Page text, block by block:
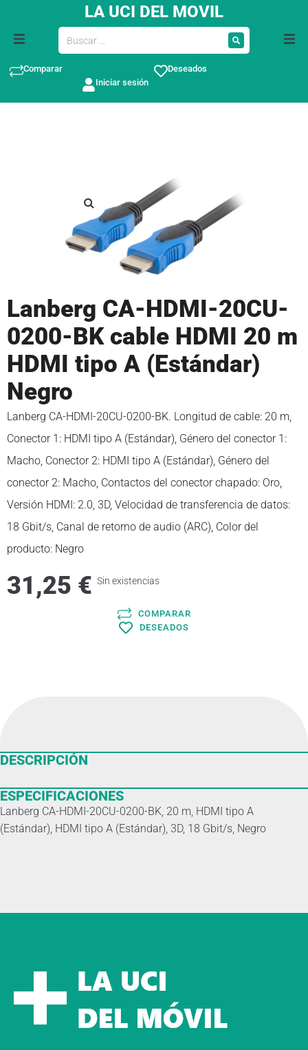
LA UCI DEL MOVIL
Comparar
Deseados
Iniciar sesión
Lanberg CA-HDMI-20CU-
0200-BK cable HDMI 20 m
HDMI tipo A (Estándar)
Negro
Lanberg CA-HDMI-20CU-0200-BK. Longitud de cable: 20 m,
Conector 1: HDMI tipo A (Estándar), Género del conector 1:
Macho, Conector 2: HDMI tipo A (Estándar), Género del
conector 2: Macho, Contactos del conector chapado: Oro,
Versión HDMI: 2.0, 3D, Velocidad de transferencia de datos:
18 Gbit/s, Canal de retorno de audio (ARC), Color del
producto: Negro
31,25 € Sin existencias
COMPARAR
DESEADOS
DESCRIPCIÓN
ESPECIFICACIONES
Lanberg CA-HDMI-20CU-0200-BK, 20 m, HDMI tipo A
(Estándar), HDMI tipo A (Estándar), 3D, 18 Gbit/s, Negro